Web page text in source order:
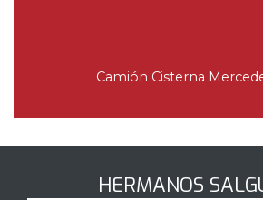
Camión Cisterna
HERMANOS